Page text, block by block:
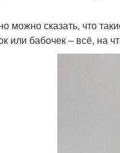
можно сказать, что
или бабочек – всё, на